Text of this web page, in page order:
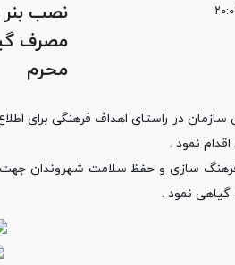
نصب بنر
مصرف
محرم
سازمان در راستای اهداف فرهنگی برای
نمود .
سازی و حفظ سلامت شهروندان جهت
گیاهی نمود .